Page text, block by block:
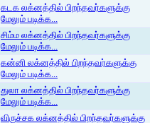
கடக லக்னத்தில் பிறந்தவர்களுக்கு
மேலும் படிக்க...
சிம்ம லக்னத்தில் பிறந்தவர்களுக்கு
மேலும் படிக்க...
கன்னி லக்னத்தில் பிறந்தவர்களுக்கு
மேலும் படிக்க...
துலா லக்னத்தில் பிறந்தவர்களுக்கு
மேலும் படிக்க...
விருச்சக லக்னத்தில் பிறந்தவர்களுக்கு